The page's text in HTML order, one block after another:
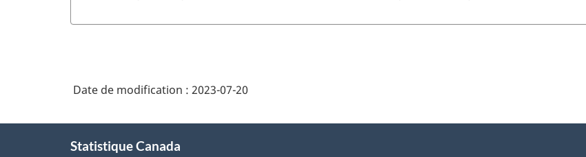
Date de modification : 2023-07-20
Statistique Canada